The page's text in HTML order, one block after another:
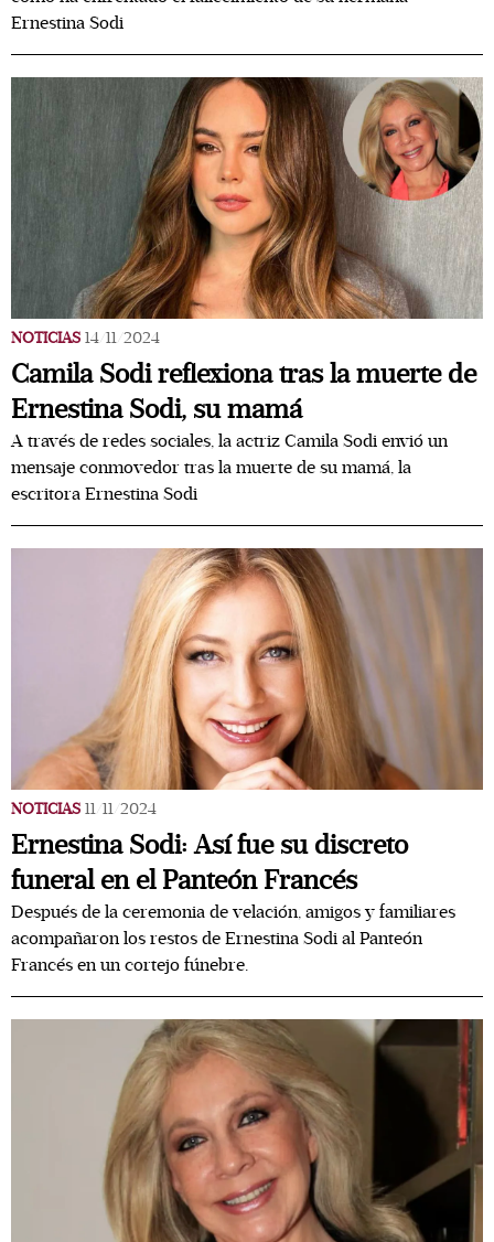
Ernestina Sodi
NOTICIAS 14/11/2024
Camila Sodi reflexiona tras la muerte de
Ernestina Sodi, su mamá
A través de redes sociales, la actriz Camila Sodi envió un
mensaje conmovedor tras la muerte de su mamá, la
escritora Ernestina Sodi
NOTICIAS 11/11/2024
Ernestina Sodi: Así fue su discreto
funeral en el Panteón Francés
Después de la ceremonia de velación, amigos y familiares
acompañaron los restos de Ernestina Sodi al Panteón
Francés en un cortejo fúnebre.